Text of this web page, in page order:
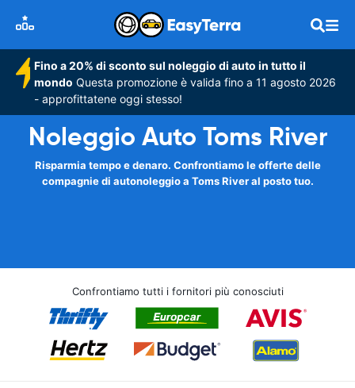
Fino a 20% di sconto sul noleggio di auto in tutto il
mondo Questa promozione è valida fino a 11 agosto 2026
- approfittatene oggi stesso!
Noleggio Auto Toms River
Risparmia tempo e denaro. Confrontiamo le offerte delle
compagnie di autonoleggio a Toms River al posto tuo.
Confrontiamo tutti i fornitori più conosciuti